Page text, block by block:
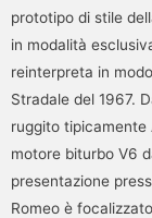
prototipo di stile
in modalità
reinterpreta in
Stradale del 1967.
ruggito tipicamente
motore biturbo V6
presentazione
Romeo è